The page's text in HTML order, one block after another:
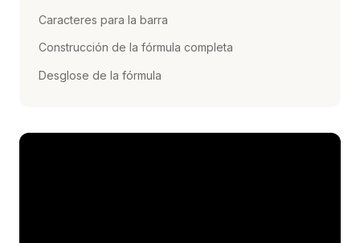
Caracteres para la barra
Construcción de la fórmula completa
Desglose de la fórmula